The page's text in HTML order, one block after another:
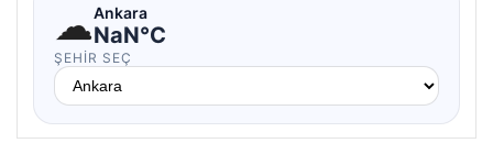
☁Ankara
NaN°C
ŞEHIR SEÇ